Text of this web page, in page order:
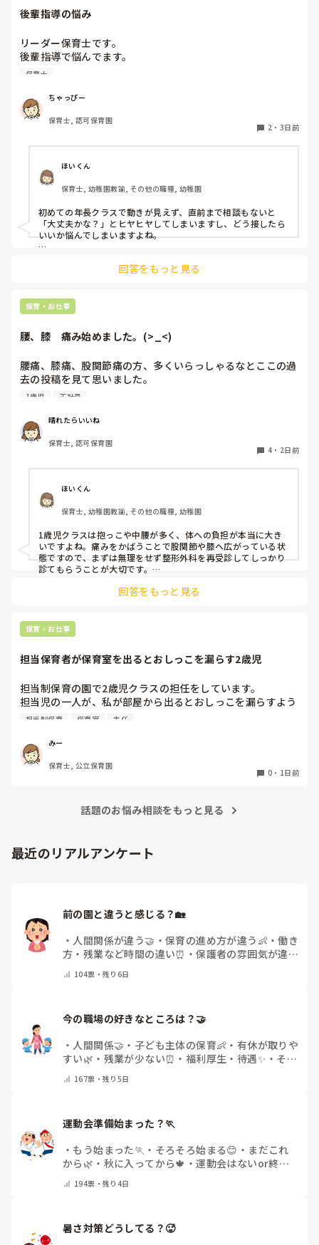
後輩指導の悩み
リーダー保育士です。
後輩指導で悩んでます。
初めて年長を持つ後輩がいますが
いで様子見てると直前になるまで何もアクションがなかった
り
他の職員に聞いてる様子もなくて
よほど自分に聞きづらいのか、聞く必要性さえ感じないの
か、もうよくわからないです。
対応にも悩みます。
保育士
ちゃっぴー
保育士, 認可保育園
2 ・ 3日前
ほいくん
保育士, 幼稚園教諭, その他の職種, 幼稚園
初めての年長クラスで動きが見えず、直前まで相談もないと
「大丈夫かな？」とヒヤヒヤしてしまいますし、どう接したら
いいか悩んでしまいますよね。
「こんなこと聞いたら迷惑かな」と抱え込んでいるケースがと
待つスタイルから一歩踏み出して、リーダー側から「〇〇の
件、どこまで進んだ？」「困ってることない？」と具体的に声
てしまうと、後輩も質問しやすくなりますよ。一人で抱え込ま
ず、声をかけやすい雰囲気作りから試してみてくださいね。
回答をもっと見る
保育・お仕事
腰、膝　痛み始めました。(>_<)
腰痛、膝痛、股関節痛の方、多くいらっしゃるなとここの過
去の投稿を見て思いました。
という私も、２週間前、初めて腰痛になりました。
右腰が痛くて、起き上がれない。
ようやく立てたら、しゃがめない。
驚きました。
通院して、コルセット、湿布、痛み止め、電気などで１週間
乗り切ったら
週末には、左が痛みだし、これも痛み止めや湿布で抑えて仕
事をしていたら、
床から支えなしに立ち上がりにくくなり、痛みが走ります。
自転車通勤ですが、それも、膝や太ももに痛みが来始めまし
た。
今は８月。
家でもやることはあります。
日常生活すら支障をきたすほどになりました。
椅子に座って作業をすれば？
と、園で言われました。
なので、子ども椅子程度の高さの踏み台に座って、試してみ
ただじっと座っていても、5分も座ればお尻に痛みがきま
体をひねる、少し立ち上がる、体を折りたたむような姿勢に
腰痛、膝痛お持ちの方は、どの程度の痛みで働かれているの
でしょうか。
痛みには強い方と思っていました。
今回は、今少し治まっている痛みがぶり返したどうしようと
いう思いもあり、ちょっと無理かも…と思い始めています。
に行ってより酷くなって帰ってきたことがあり、怖くて行け
1歳児 正社員
晴れたらいいね
保育士, 認可保育園
4 ・ 2日前
ほいくん
保育士, 幼稚園教諭, その他の職種, 幼稚園
1歳児クラスは抱っこや中腰が多く、体への負担が本当に大き
いですよね。痛みをかばうことで股関節や膝へ広がっている状
態ですので、まずは無理をせず整形外科を再受診してしっかり
診てもらうことが大切です。
用したり、抱っこや重い作業は周囲の先生に相談して頼むよう
回答をもっと見る
保育・お仕事
担当保育者が保育室を出るとおしっこを漏らす2歳児
担当制保育の園で2歳児クラスの担任をしています。
担当児の一人が、私が部屋から出るとおしっこを漏らすよう
になりました。
4月から私への執着が強かったのですが、特に寝かしつけの
時に私がそばに行かないと繰り返し大きい声で呼んだり私が
寝かしつけしている子にちょっかいを出したり、何回もトイ
パンツで寝れる子が増えてきて、寝かしつけの時にトイレに
しかし寝かしつけに入る前にトイレでしっかり排尿している
ので、その子には待っててねといい外に出ていました。今日
しているように見えると言われました。
日頃からそのことの関わりはしっかり持てるように意識はし
ていますが…
今後どのように関わっていけばいいのか悩んでいます。
担当制保育 保育室 主任
みー
保育士, 公立保育園
0 ・ 1日前
話題のお悩み相談をもっと見る
最近のリアルアンケート
前の園と違うと感じる？🏡
・ 人間関係が違う🤝 ・ 保育の進め方が違う👶 ・働き
方・残業など時間の違い⏰ ・保護者の雰囲気が違う
で教えてください)
104票・残り6日
・ 人間関係🤝 ・ 子ども主体の保育👶 ・ 有休が取りや
すい🌿 ・ 残業が少ない⏰ ・ 福利厚生・待遇✨ ・ その
167票・残り5日
運動会準備始まった？🏃
・ もう始まった🏃 ・ そろそろ始まる😊 ・ まだこれ
から🌿 ・ 秋に入ってから🍁 ・運動会はないor終わ
194票・残り4日
暑さ対策どうしてる？🥵